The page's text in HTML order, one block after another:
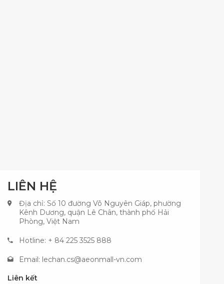
LIÊN HỆ
Địa chỉ: Số 10 đường Võ Nguyên Giáp, phường
Kênh Dương, quận Lê Chân, thành phố Hải
Phòng, Việt Nam
Hotline: + 84 225 3525 888
Email: lechan.cs@aeonmall-vn.com
Liên kết